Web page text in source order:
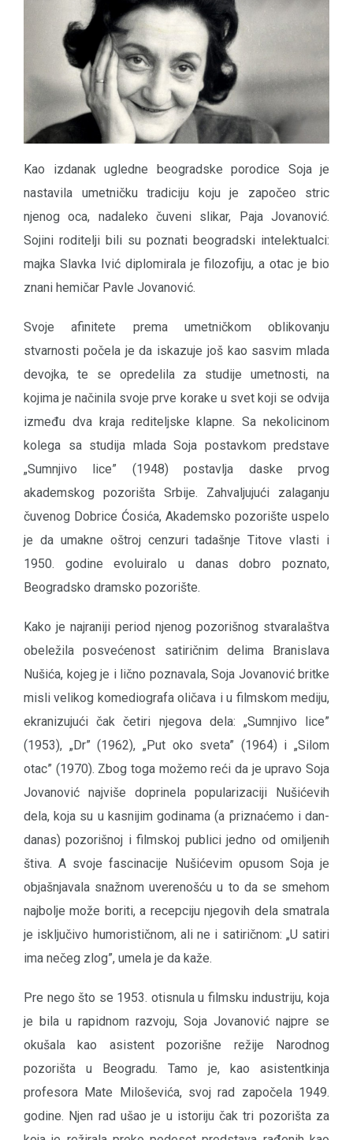
Kao izdanak ugledne beogradske porodice Soja je
nastavila umetničku tradiciju koju je započeo stric
njenog oca, nadaleko čuveni slikar, Paja Jovanović.
Sojini roditelji bili su poznati beogradski intelektualci:
majka Slavka Ivić diplomirala je filozofiju, a otac je bio
znani hemičar Pavle Jovanović.
Svoje afinitete prema umetničkom oblikovanju
stvarnosti počela je da iskazuje još kao sasvim mlada
devojka, te se opredelila za studije umetnosti, na
kojima je načinila svoje prve korake u svet koji se odvija
između dva kraja rediteljske klapne. Sa nekolicinom
kolega sa studija mlada Soja postavkom predstave
„Sumnjivo lice” (1948) postavlja daske prvog
akademskog pozorišta Srbije. Zahvaljujući zalaganju
čuvenog Dobrice Ćosića, Akademsko pozorište uspelo
je da umakne oštroj cenzuri tadašnje Titove vlasti i
1950. godine evoluiralo u danas dobro poznato,
Beogradsko dramsko pozorište.
Kako je najraniji period njenog pozorišnog stvaralaštva
obeležila posvećenost satiričnim delima Branislava
Nušića, kojeg je i lično poznavala, Soja Jovanović britke
misli velikog komediografa oličava i u filmskom mediju,
ekranizujući čak četiri njegova dela: „Sumnjivo lice”
(1953), „Dr” (1962), „Put oko sveta” (1964) i „Silom
otac” (1970). Zbog toga možemo reći da je upravo Soja
Jovanović najviše doprinela popularizaciji Nušićevih
dela, koja su u kasnijim godinama (a priznaćemo i dan-
danas) pozorišnoj i filmskoj publici jedno od omiljenih
štiva. A svoje fascinacije Nušićevim opusom Soja je
objašnjavala snažnom uverenošću u to da se smehom
najbolje može boriti, a recepciju njegovih dela smatrala
je isključivo humorističnom, ali ne i satiričnom: „U satiri
ima nečeg zlog”, umela je da kaže.
Pre nego što se 1953. otisnula u filmsku industriju, koja
je bila u rapidnom razvoju, Soja Jovanović najpre se
okušala kao asistent pozorišne režije Narodnog
pozorišta u Beogradu. Tamo je, kao asistentkinja
profesora Mate Miloševića, svoj rad započela 1949.
godine. Njen rad ušao je u istoriju čak tri pozorišta za